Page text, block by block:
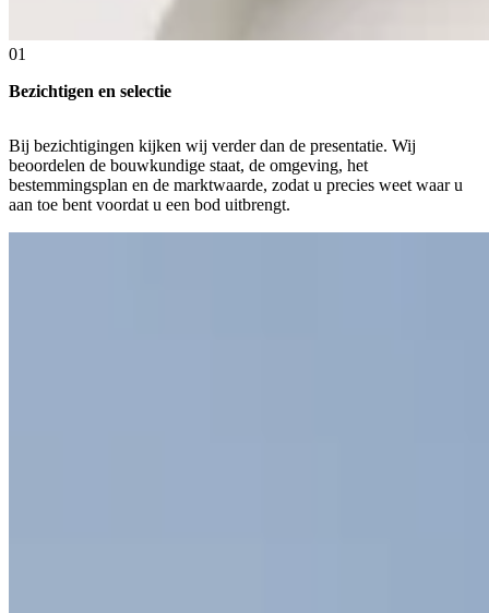
01
Bezichtigen en selectie
Bij bezichtigingen kijken wij verder dan de presentatie. Wij
beoordelen de bouwkundige staat, de omgeving, het
bestemmingsplan en de marktwaarde, zodat u precies weet waar u
aan toe bent voordat u een bod uitbrengt.